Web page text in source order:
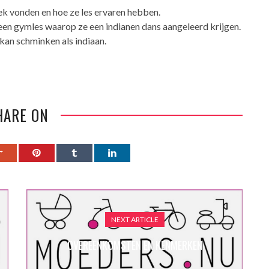
vonden en hoe ze les ervaren hebben.
gymles waarop ze een indianen dans aangeleerd krijgen.
schminken als indiaan.
ON
NEXT ARTICLE
OVEREENKOMSTEN EN KENMERKEN